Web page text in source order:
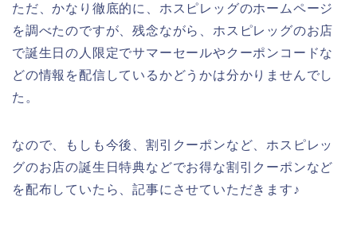
ただ、かなり徹底的に、ホスピレッグのホームページ
を調べたのですが、残念ながら、ホスピレッグのお店
で誕生日の人限定でサマーセールやクーポンコードな
どの情報を配信しているかどうかは分かりませんでし
た。
なので、もしも今後、割引クーポンなど、ホスピレッ
グのお店の誕生日特典などでお得な割引クーポンなど
を配布していたら、記事にさせていただきます♪